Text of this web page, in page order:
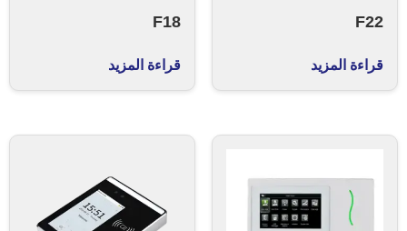
F22
قراءة المزيد
F18
قراءة المزيد